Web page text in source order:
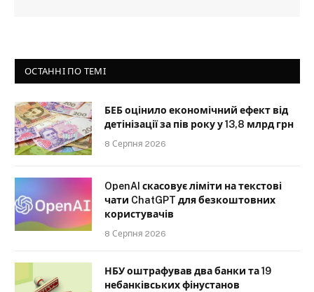
ОСТАННІ ПО ТЕМІ
БЕБ оцінило економічний ефект від
детінізації за пів року у 13,8 млрд грн
8 Серпня 2026
OpenAI скасовує ліміти на текстові
чати ChatGPT для безкоштовних
користувачів
8 Серпня 2026
НБУ оштрафував два банки та 19
небанківських фінустанов